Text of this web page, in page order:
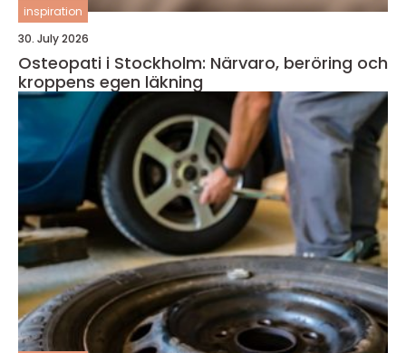
inspiration
30. July 2026
Osteopati i Stockholm: Närvaro, beröring och
kroppens egen läkning